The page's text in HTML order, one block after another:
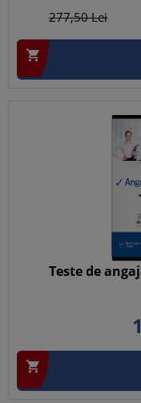
277,50Lei

Teste de
